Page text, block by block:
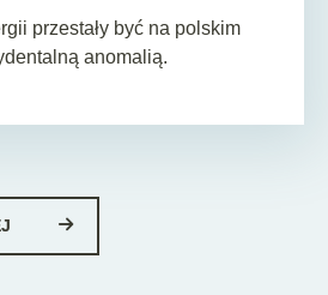
przestały być na polskim
anomalią.